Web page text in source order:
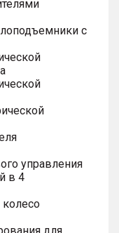
с
управления
в 4
для